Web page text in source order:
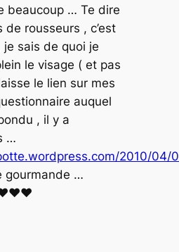
beaucoup … Te dire
rousseurs , c’est
sais de quoi je
le visage ( et pas
le lien sur mes
auquel
, il y a
…
2010/04/
gourmande …